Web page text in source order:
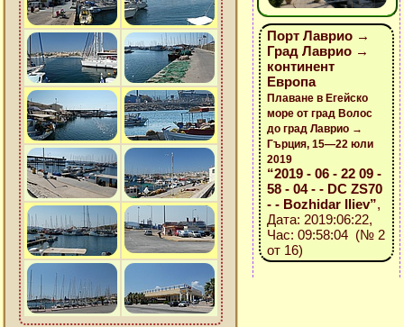
Порт Лаврио →
Град Лаврио →
континент
Европа
Плаване в Егейско
море от град Волос
до град Лаврио →
Гърция, 15—22 юли
2019
“2019 - 06 - 22 09 -
58 - 04 - - DC ZS70
- - Bozhidar Iliev”,
Дата: 2019:06:22,
Час: 09:58:04 (№ 2
от 16)